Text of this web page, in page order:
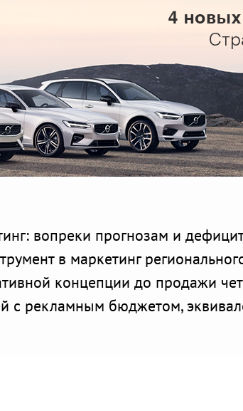
вопреки прогнозам и
в маркетинг
концепции до продажи
с рекламным бюджетом,